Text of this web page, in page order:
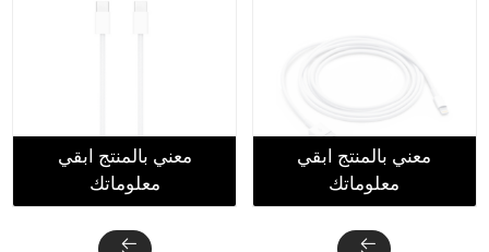
معني بالمنتج ابقي
معلوماتك
معني بالمنتج ابقي
معلوماتك